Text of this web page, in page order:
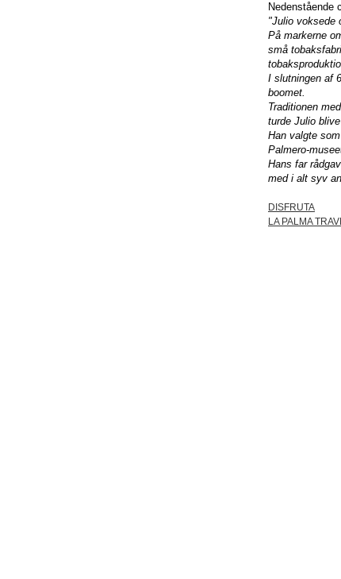
Nedenstående
"Julio voksede
På markerne
små
I slutningen af
boomet.
Traditionen
turde Julio
Han valgte
Palmero-
Hans far
med i alt syv
DISFRUTA
LA PALMA